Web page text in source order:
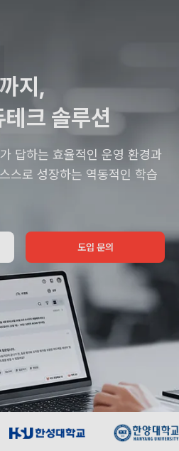
지,
크 솔루션
스로 성장하는 역동적인 학습
도입 문의